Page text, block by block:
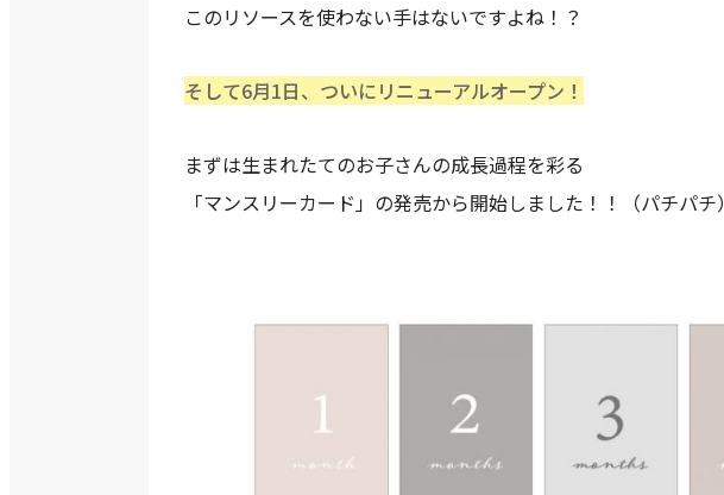
このリソースを使わない手はないですよね！？
そして6月1日、ついにリニューアルオープン！
まずは生まれたてのお子さんの成長過程を彩る
「マンスリーカード」の発売から開始しました！！（パチパチ）